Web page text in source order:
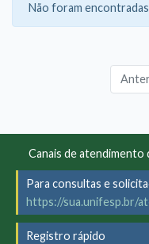
Não foram
Canais de atendimento
Para consultas e
https://sua.unifesp.br/
Registro rápido